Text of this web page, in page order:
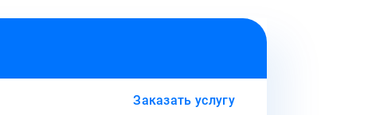
Заказать услугу